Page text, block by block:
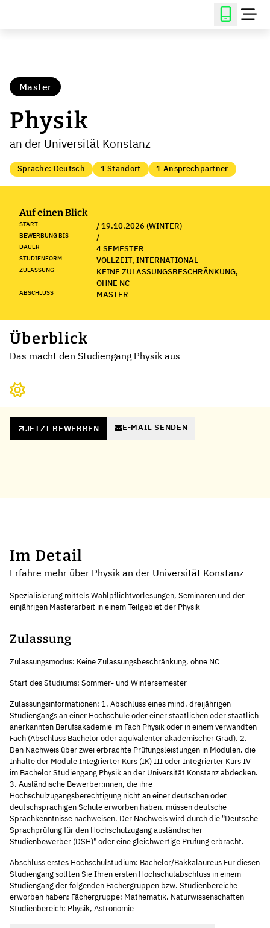
Master
Physik
an der Universität Konstanz
Sprache: Deutsch 1 Standort 1 Ansprechpartner
Auf einen Blick
START / 19.10.2026 (WINTER)
BEWERBUNG BIS /
DAUER 4 SEMESTER
STUDIENFORM VOLLZEIT, INTERNATIONAL
ZULASSUNG
KEINE ZULASSUNGSBESCHRÄNKUNG,
OHNE NC
ABSCHLUSS MASTER
Überblick
Das macht den Studiengang Physik aus
JETZT BEWERBEN E-MAIL SENDEN
Im Detail
Erfahre mehr über Physik an der Universität Konstanz
Spezialisierung mittels Wahlpflichtvorlesungen, Seminaren und der
einjährigen Masterarbeit in einem Teilgebiet der Physik
Zulassung
Zulassungsmodus: Keine Zulassungsbeschränkung, ohne NC
Start des Studiums: Sommer- und Wintersemester
Zulassungsinformationen: 1. Abschluss eines mind. dreijährigen
Studiengangs an einer Hochschule oder einer staatlichen oder staatlich
anerkannten Berufsakademie im Fach Physik oder in einem verwandten
Fach (Abschluss Bachelor oder äquivalenter akademischer Grad). 2.
Den Nachweis über zwei erbrachte Prüfungsleistungen in Modulen, die
Inhalte der Module Integrierter Kurs (IK) III oder Integrierter Kurs IV
im Bachelor Studiengang Physik an der Universität Konstanz abdecken.
3. Ausländische Bewerber:innen, die ihre
Hochschulzugangsberechtigung nicht an einer deutschen oder
deutschsprachigen Schule erworben haben, müssen deutsche
Sprachkenntnisse nachweisen. Der Nachweis wird durch die "Deutsche
Sprachprüfung für den Hochschulzugang ausländischer
Studienbewerber (DSH)" oder eine gleichwertige Prüfung erbracht.
Abschluss erstes Hochschulstudium: Bachelor/Bakkalaureus Für diesen
Studiengang sollten Sie Ihren ersten Hochschulabschluss in einem
Studiengang der folgenden Fächergruppen bzw. Studienbereiche
erworben haben: Fächergruppe: Mathematik, Naturwissenschaften
Studienbereich: Physik, Astronomie